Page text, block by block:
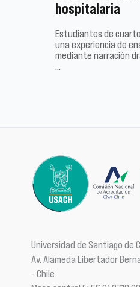
hospitalaria
Estudiantes de
una experiencia de
mediante narración
…
Universidad de Santiago de
Av. Alameda Libertador
- Chile